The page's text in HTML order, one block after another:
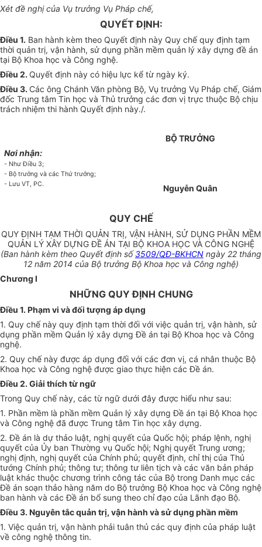
Xét đề nghị của Vụ trưởng Vụ Pháp chế,
QUYẾT ĐỊNH:
Điều 1. Ban hành kèm theo Quyết định này Quy chế quy định tạm
thời quản trị, vận hành, sử dụng phần mềm quản lý xây dựng đề án
tại Bộ Khoa học và Công nghệ.
Điều 2. Quyết định này có hiệu lực kể từ ngày ký.
Điều 3. Các ông Chánh Văn phòng Bộ, Vụ trưởng Vụ Pháp chế, Giám
đốc Trung tâm Tin học và Thủ trưởng các đơn vị trực thuộc Bộ chịu
trách nhiệm thi hành Quyết định này./.
Nơi nhận:
- Như Điều 3;
- Bộ trưởng và các Thứ trưởng;
- Lưu VT, PC.
BỘ TRƯỞNG
Nguyễn Quân
QUY CHẾ
QUY ĐỊNH TẠM THỜI QUẢN TRỊ, VẬN HÀNH, SỬ DỤNG PHẦN MỀM
QUẢN LÝ XÂY DỰNG ĐỀ ÁN TẠI BỘ KHOA HỌC VÀ CÔNG NGHỆ
(Ban hành kèm theo Quyết định số3509/QĐ-BKHCN ngày 22 tháng
12 năm 2014 của Bộ trưởng Bộ Khoa học và Công nghệ)
Chương I
NHỮNG QUY ĐỊNH CHUNG
Điều 1. Phạm vi và đối tượng áp dụng
1. Quy chế này quy định tạm thời đối với việc quản trị, vận hành, sử
dụng phần mềm Quản lý xây dựng Đề án tại Bộ Khoa học và Công
nghệ.
2. Quy chế này được áp dụng đối với các đơn vị, cá nhân thuộc Bộ
Khoa học và Công nghệ được giao thực hiện các Đề án.
Điều 2. Giải thích từ ngữ
Trong Quy chế này, các từ ngữ dưới đây được hiểu như sau:
1. Phần mềm là phần mềm Quản lý xây dựng Đề án tại Bộ Khoa học
và Công nghệ đã được Trung tâm Tin học xây dựng.
2. Đề án là dự thảo luật, nghị quyết của Quốc hội; pháp lệnh, nghị
quyết của Ủy ban Thường vụ Quốc hội; Nghị quyết Trung ương;
nghị định, nghị quyết của Chính phủ; quyết định, chỉ thị của Thủ
tướng Chính phủ; thông tư; thông tư liên tịch và các văn bản pháp
luật khác thuộc chương trình công tác của Bộ trong Danh mục các
Đề án soạn thảo hàng năm do Bộ trưởng Bộ Khoa học và Công nghệ
ban hành và các Đề án bổ sung theo chỉ đạo của Lãnh đạo Bộ.
Điều 3. Nguyên tắc quản trị, vận hành và sử dụng phần mềm
1. Việc quản trị, vận hành phải tuân thủ các quy định của pháp luật
về công nghệ thông tin.